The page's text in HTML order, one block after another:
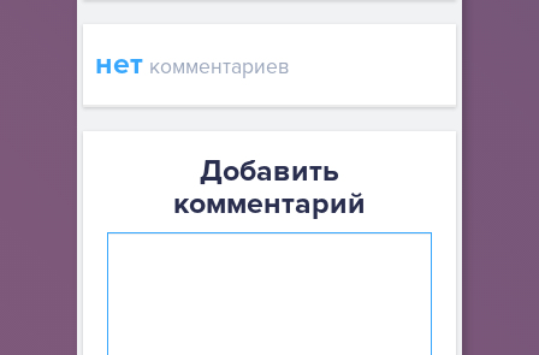
нет комментариев
Добавить
комментарий